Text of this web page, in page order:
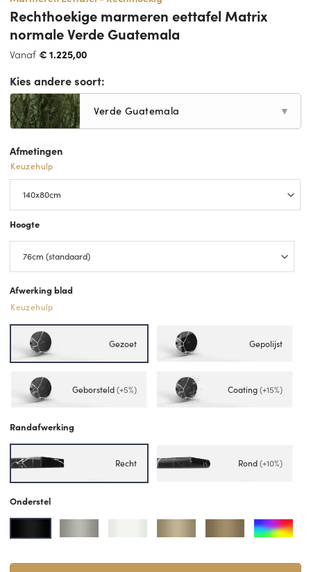
Rechthoekige marmeren eettafel Matrix
normale Verde Guatemala
Vanaf€ 1.225,00
Kies andere soort:
Verde Guatemala ▼
Afmetingen
Keuzehulp
Hoogte
Afwerking blad
Keuzehulp
Gezoet Gepolijst
Geborsteld(+5%) Coating(+15%)
Randafwerking
Recht Rond(+10%)
Onderstel